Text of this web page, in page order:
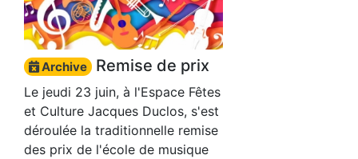
Archive Remise de prix
Le jeudi 23 juin, à l'Espace Fêtes
et Culture Jacques Duclos, s'est
déroulée la traditionnelle remise
des prix de l'école de musique